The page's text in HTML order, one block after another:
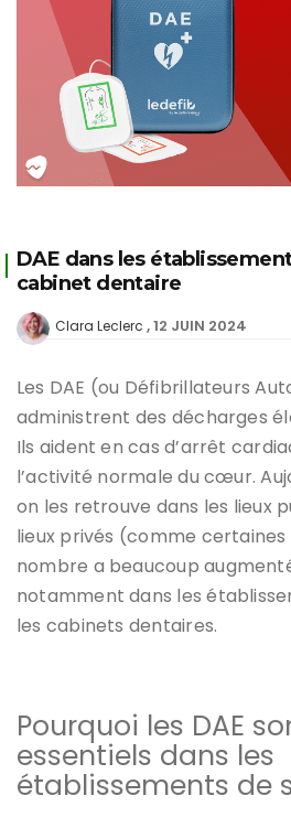
DAE dans les
cabinet dentaire
Clara Leclerc 12 JUIN 2024
Les DAE (ou Défibrillateurs
administrent des décharges
Ils aident en cas d’arrêt
l’activité normale du cœur.
on les retrouve dans les lieux
lieux privés (comme
nombre a beaucoup
notamment dans les
les cabinets dentaires.
Pourquoi les DAE
essentiels dans les
établissements de